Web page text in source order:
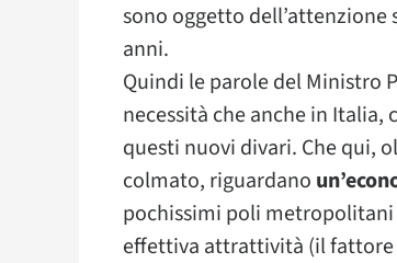
sono oggetto
anni.
Quindi le parole del Ministro
necessità che anche in Italia,
questi nuovi divari. Che qui,
colmato, riguardano
pochissimi poli
effettiva attrattività (il fattore